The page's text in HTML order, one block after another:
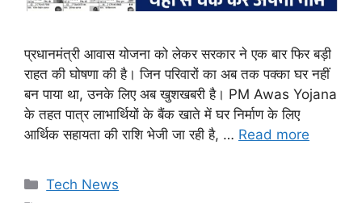
प्रधानमंत्री आवास योजना को लेकर सरकार ने एक बार फिर बड़ी
राहत की घोषणा की है। जिन परिवारों का अब तक पक्का घर नहीं
बन पाया था, उनके लिए अब खुशखबरी है। PM Awas Yojana
के तहत पात्र लाभार्थियों के बैंक खाते में घर निर्माण के लिए
आर्थिक सहायता की राशि भेजी जा रही है, … Read more
Categories
Tech News